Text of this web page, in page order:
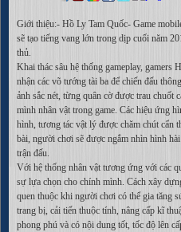
Giới thiệu:- Hồ Ly Tam Quốc- Game
sẽ tạo tiếng vang lớn trong dịp cuối năm
thủ.
Khai thác sâu hệ thống gameplay, gamers
nhận các võ tướng tài ba để chiến đấu
ảnh sắc nét, từng quân cờ được trau chuốt
mình nhân vật trong game. Các hiệu ứng
hình, tương tác vật lý được chăm chút cẩn
bài, người chơi sẽ được ngắm nhìn hình
trận đấu.
Với hệ thống nhân vật tương ứng với các
sự lựa chọn cho chính mình. Cách xây
quen thuộc khi người chơi có thể gia tăng
trang bị, cải tiến thuộc tính, nâng cấp kĩ
phong phú và có nội dung tốt, tốc độ lên